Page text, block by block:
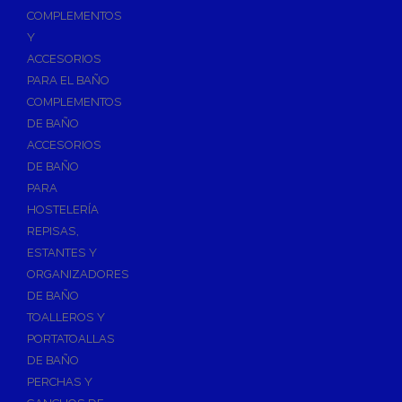
Válvulas para Calefacción
Válv. Mezcladora Termostática
Válvulas Motorizadas
Válvulas de Seguridad
Colectores de Calefacción
Bombas de Calor
Bombas de calor para ACS
Cocinas
Extractores de Cocina
Fregaderos
Grifería de Fregadero
Recambios de fregadero
Contra Incendios
COMPLEMENTOS
Y
ACCESORIOS
PARA EL BAÑO
COMPLEMENTOS
DE BAÑO
ACCESORIOS
DE BAÑO
PARA
HOSTELERÍA
REPISAS,
ESTANTES Y
ORGANIZADORES
DE BAÑO
TOALLEROS Y
PORTATOALLAS
DE BAÑO
PERCHAS Y